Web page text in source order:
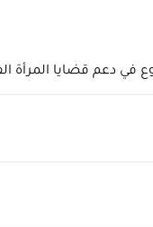
في دعم قضايا المرأة